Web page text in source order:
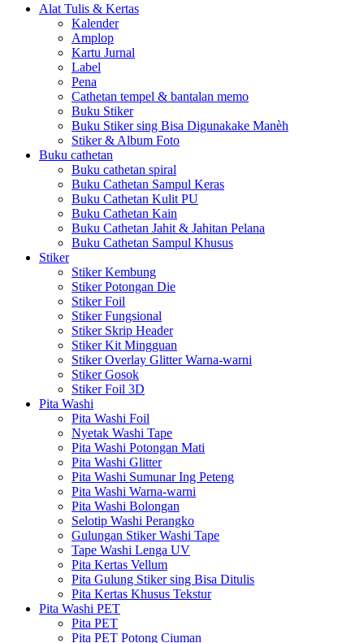
Alat Tulis & Kertas
Kalender
Amplop
Kartu Jurnal
Label
Pena
Cathetan tempel & bantalan memo
Buku Stiker
Buku Stiker sing Bisa Digunakake Manèh
Stiker & Album Foto
Buku cathetan
Buku cathetan spiral
Buku Cathetan Sampul Keras
Buku Cathetan Kulit PU
Buku Cathetan Kain
Buku Cathetan Jahit & Jahitan Pelana
Buku Cathetan Sampul Khusus
Stiker
Stiker Kembung
Stiker Potongan Die
Stiker Foil
Stiker Fungsional
Stiker Skrip Header
Stiker Kit Mingguan
Stiker Overlay Glitter Warna-warni
Stiker Gosok
Stiker Foil 3D
Pita Washi
Pita Washi Foil
Nyetak Washi Tape
Pita Washi Potongan Mati
Pita Washi Glitter
Pita Washi Sumunar Ing Peteng
Pita Washi Warna-warni
Pita Washi Bolongan
Selotip Washi Perangko
Gulungan Stiker Washi Tape
Tape Washi Lenga UV
Pita Kertas Vellum
Pita Gulung Stiker sing Bisa Ditulis
Pita Kertas Khusus Tekstur
Pita Washi PET
Pita PET
Pita PET Potong Ciuman